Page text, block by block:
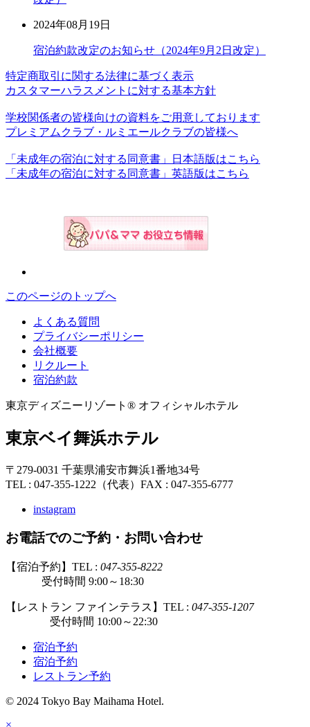
2024年08月19日
宿泊約款改定のお知らせ（2024年9月2日改定）
特定商取引に関する法律に基づく表示
カスタマーハラスメントに対する基本方針
学校関係者の皆様向けの資料をご用意しております
プレミアムクラブ・ルミエールクラブの皆様へ
「未成年の宿泊に対する同意書」日本語版はこちら
「未成年の宿泊に対する同意書」英語版はこちら
このページのトップへ
よくある質問
プライバシーポリシー
会社概要
リクルート
宿泊約款
東京ディズニーリゾート® オフィシャルホテル
東京ベイ舞浜ホテル
〒279-0031 千葉県浦安市舞浜1番地34号
TEL : 047-355-1222（代表） FAX : 047-355-6777
instagram
お電話でのご予約・お問い合わせ
【宿泊予約】TEL : 047-355-8222
受付時間 9:00～18:30
【レストラン ファインテラス】TEL : 047-355-1207
受付時間 10:00～22:30
宿泊予約
宿泊予約
レストラン予約
© 2024 Tokyo Bay Maihama Hotel.
×